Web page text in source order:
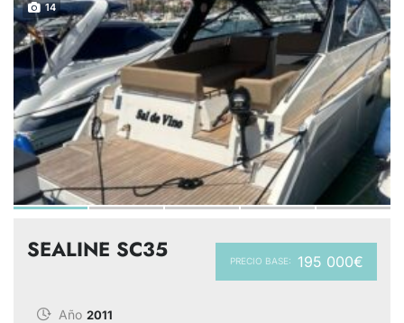
14
PRECIO BASE: 195 000€
SEALINE SC35
Año 2011